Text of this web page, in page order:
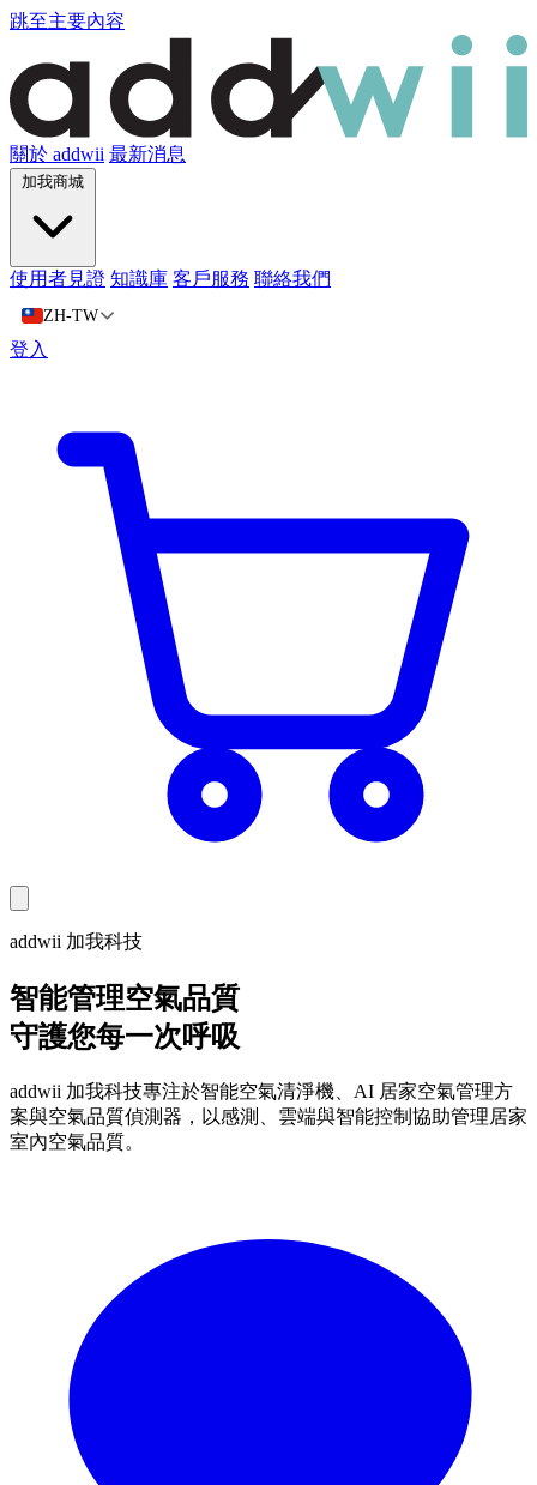
跳至主要內容
關於 addwii 最新消息
加我商城
使用者見證 知識庫 客戶服務 聯絡我們
ZH-TW
登入
addwii 加我科技
智能管理空氣品質
守護您每一次呼吸
addwii 加我科技專注於智能空氣清淨機、AI 居家空氣管理方
案與空氣品質偵測器，以感測、雲端與智能控制協助管理居家
室內空氣品質。